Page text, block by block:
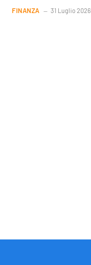
FINANZA 31 Luglio 2026